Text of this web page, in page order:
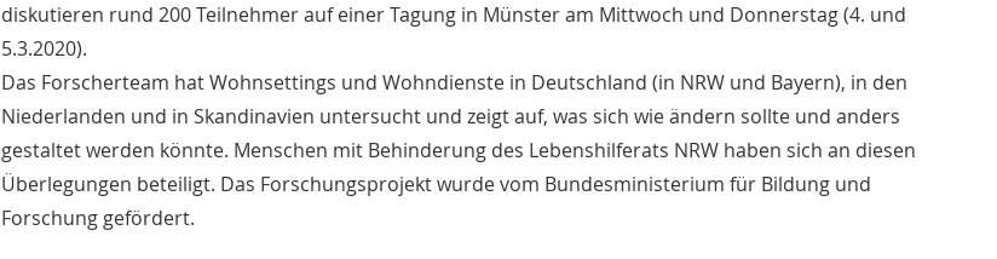
diskutieren rund 200 Teilnehmer auf einer Tagung in Münster am Mittwoch und Donnerstag (4. und
5.3.2020).
Das Forscherteam hat Wohnsettings und Wohndienste in Deutschland (in NRW und Bayern), in den
Niederlanden und in Skandinavien untersucht und zeigt auf, was sich wie ändern sollte und anders
gestaltet werden könnte. Menschen mit Behinderung des Lebenshilferats NRW haben sich an diesen
Überlegungen beteiligt. Das Forschungsprojekt wurde vom Bundesministerium für Bildung und
Forschung gefördert.